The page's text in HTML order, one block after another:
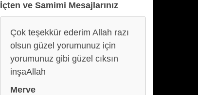
İçten ve Samimi Mesajlarınız
Çok teşekkür ederim Allah razı
olsun güzel yorumunuz için
yorumunuz gibi güzel cıksın
inşaAllah
Merve